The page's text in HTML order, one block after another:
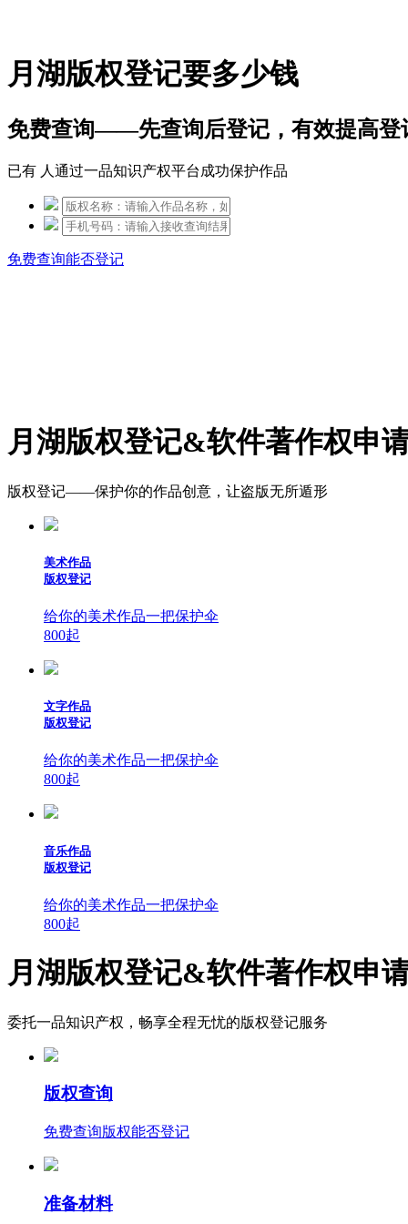
月湖版权登记要多少钱
免费查询——先查询后登记，有效提高登
已有 人通过一品知识产权平台成功保护作品
免费查询能否登记
月湖版权登记&软件著作权申
版权登记——保护你的作品创意，让盗版无所遁形
美术作品
版权登记
给你的美术作品一把保护伞
800起
文字作品
版权登记
给你的美术作品一把保护伞
800起
音乐作品
版权登记
给你的美术作品一把保护伞
800起
月湖版权登记&软件著作权申
委托一品知识产权，畅享全程无忧的版权登记服务
版权查询
免费查询版权能否登记
准备材料